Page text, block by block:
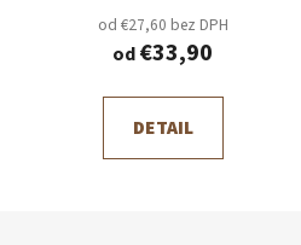
od €27,60 bez DPH
od€33,90
DETAIL